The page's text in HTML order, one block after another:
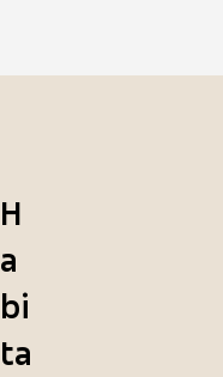
H
a
bi
ta